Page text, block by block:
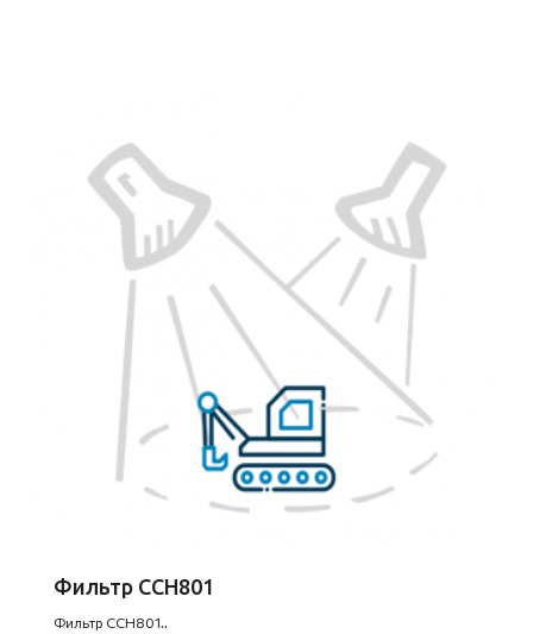
Фильтр CCH801
Фильтр CCH801..